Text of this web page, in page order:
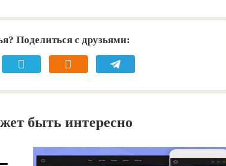
Поделиться с друзьями:
быть интересно